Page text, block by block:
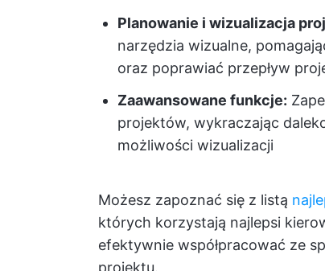
Planowanie i wizualizacja
narzędzia wizualne,
oraz poprawiać przepływ
Zaawansowane funkcje:
projektów, wykraczając
możliwości wizualizacji
Możesz zapoznać się z listą
których korzystają najlepsi
efektywnie współpracować ze
projektu.